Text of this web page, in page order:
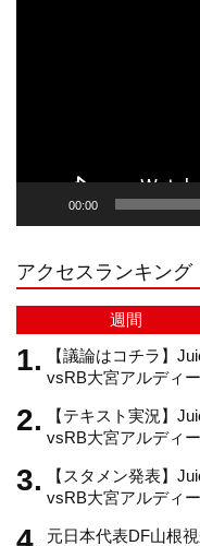
r
a
m
00:00
アクセスランキング
週間
【議論はコチラ】
vsRB大宮アルディー
【テキスト実況】
vsRB大宮アルディー
【スタメン発表】
vsRB大宮アルディー
元日本代表DF山根